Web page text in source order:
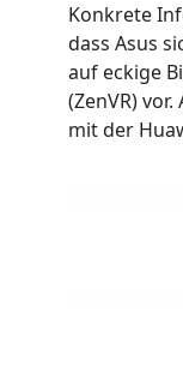
Konkrete
dass Asus
auf eckige
(ZenVR)
mit der